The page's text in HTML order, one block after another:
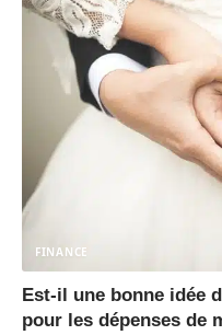
FINANCE
Est-il une bonne idée
pour les dépenses de